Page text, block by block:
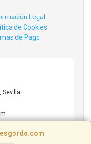
Legal
de Cookies
de Pago
Sevilla